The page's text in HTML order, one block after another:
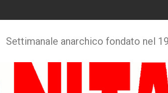
Settimanale anarchico fondato nel